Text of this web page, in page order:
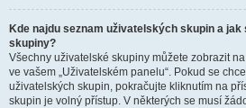
Kde najdu seznam uživatelských skupin a jak
skupiny?
Všechny uživatelské skupiny můžete zobrazit
ve vašem „Uživatelském panelu“. Pokud se
uživatelských skupin, pokračujte kliknutím na
skupin je volný přístup. V některých se musí